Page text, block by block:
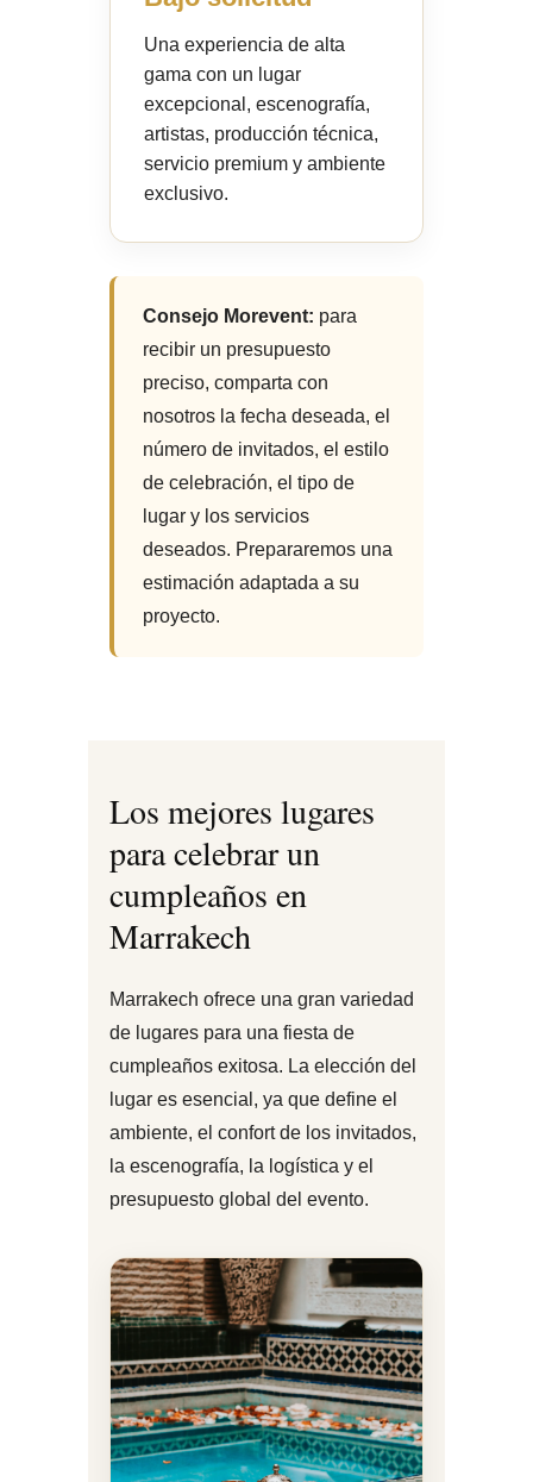
Una experiencia de alta
gama con un lugar
excepcional, escenografía,
artistas, producción técnica,
servicio premium y ambiente
exclusivo.
Consejo Morevent: para
recibir un presupuesto
preciso, comparta con
nosotros la fecha deseada, el
número de invitados, el estilo
de celebración, el tipo de
lugar y los servicios
deseados. Prepararemos una
estimación adaptada a su
proyecto.
Los mejores lugares
para celebrar un
cumpleaños en
Marrakech
Marrakech ofrece una gran variedad
de lugares para una fiesta de
cumpleaños exitosa. La elección del
lugar es esencial, ya que define el
ambiente, el confort de los invitados,
la escenografía, la logística y el
presupuesto global del evento.